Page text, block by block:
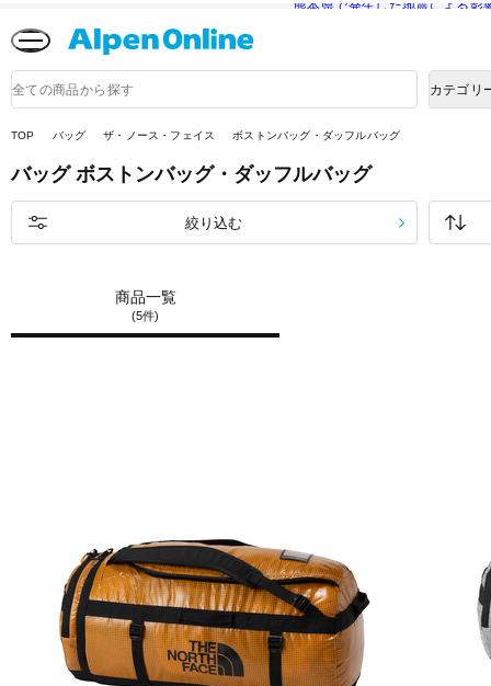
熊本県で発生した地震による影
品
検
カテゴリ
TOP バッグ ザ・ノース・フェイス ボストンバッグ・ダッフルバッグ
バッグ ボストンバッグ・ダッフルバッグ
商品一覧
(5件)
絞り込む